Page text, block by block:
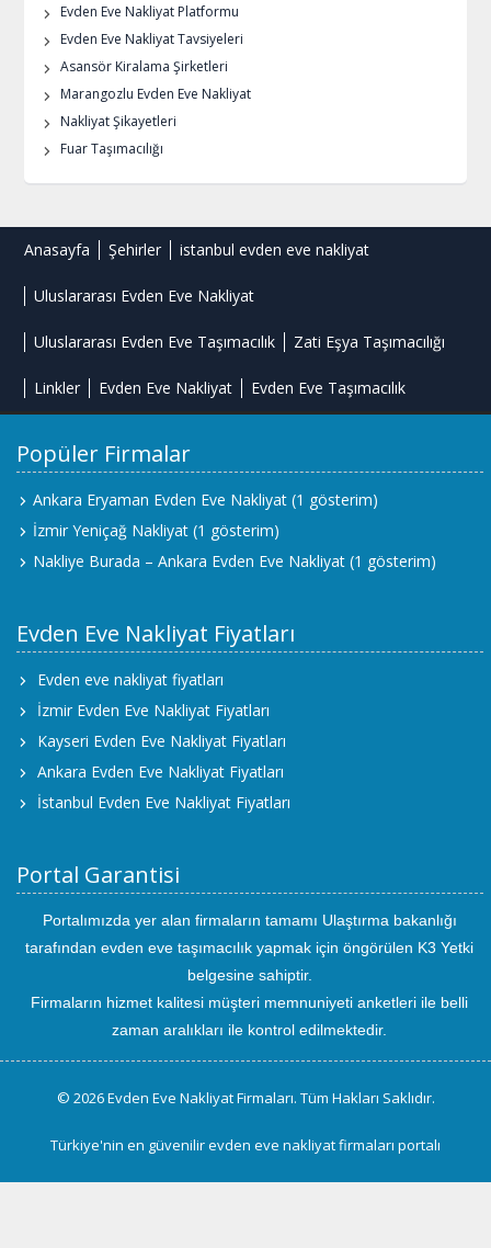
Evden Eve Nakliyat Platformu
Evden Eve Nakliyat Tavsiyeleri
Asansör Kiralama Şirketleri
Marangozlu Evden Eve Nakliyat
Nakliyat Şikayetleri
Fuar Taşımacılığı
Anasayfa Şehirler istanbul evden eve nakliyat
Uluslararası Evden Eve Nakliyat
Uluslararası Evden Eve Taşımacılık Zati Eşya Taşımacılığı
Linkler Evden Eve Nakliyat Evden Eve Taşımacılık
Popüler Firmalar
Ankara Eryaman Evden Eve Nakliyat (1 gösterim)
İzmir Yeniçağ Nakliyat (1 gösterim)
Nakliye Burada – Ankara Evden Eve Nakliyat (1 gösterim)
Evden Eve Nakliyat Fiyatları
Evden eve nakliyat fiyatları
İzmir Evden Eve Nakliyat Fiyatları
Kayseri Evden Eve Nakliyat Fiyatları
Ankara Evden Eve Nakliyat Fiyatları
İstanbul Evden Eve Nakliyat Fiyatları
Portal Garantisi
Portalımızda yer alan firmaların tamamı Ulaştırma bakanlığı
tarafından evden eve taşımacılık yapmak için öngörülen K3 Yetki
belgesine sahiptir.
Firmaların hizmet kalitesi müşteri memnuniyeti anketleri ile belli
zaman aralıkları ile kontrol edilmektedir.
© 2026 Evden Eve Nakliyat Firmaları. Tüm Hakları Saklıdır.
Türkiye'nin en güvenilir evden eve nakliyat firmaları portalı